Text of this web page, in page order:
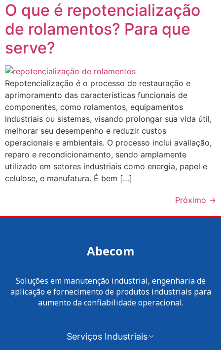
O que é repotencialização
de rolamentos? Para que
serve?
Repotencialização é o processo de restauração e
aprimoramento das características funcionais de
componentes, como rolamentos, equipamentos
industriais ou sistemas, visando prolongar sua vida útil,
melhorar seu desempenho e reduzir custos
operacionais e ambientais. O processo inclui avaliação,
reparo e recondicionamento, sendo amplamente
utilizado em setores industriais como energia, papel e
celulose, e manufatura. É bem […]
Próximo →
Abecom
Soluções em manutenção industrial, engenharia de
aplicação e fornecimento de produtos industriais para
aumento da confiabilidade operacional.
Serviços Industriais